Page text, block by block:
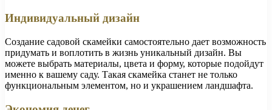
Индивидуальный дизайн
Создание садовой скамейки самостоятельно дает возможность
придумать и воплотить в жизнь уникальный дизайн. Вы
можете выбрать материалы, цвета и форму, которые подойдут
именно к вашему саду. Такая скамейка станет не только
функциональным элементом, но и украшением ландшафта.